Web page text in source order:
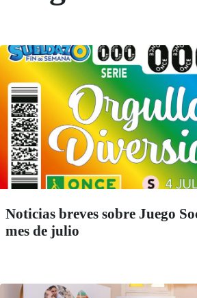
Noticias breves sobre Juego
mes de julio